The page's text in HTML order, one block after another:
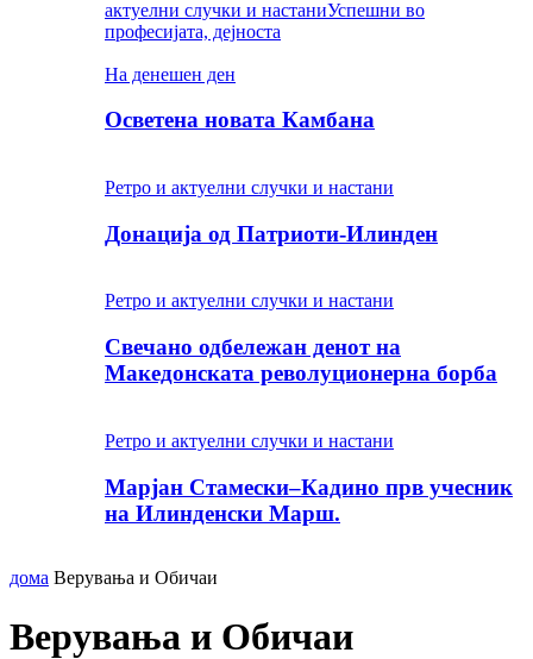
актуелни случки и настаниУспешни во
професијата, дејноста
На денешен ден
Осветена новата Камбана
Ретро и актуелни случки и настани
Донација од Патриоти-Илинден
Ретро и актуелни случки и настани
Свечано одбележан денот на
Македонската револуционерна борба
Ретро и актуелни случки и настани
Марјан Стамески–Кадино прв учесник
на Илинденски Марш.
дома Верувања и Обичаи
Верувања и Обичаи